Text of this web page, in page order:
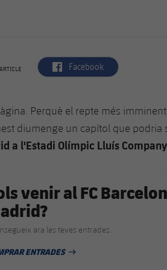
label.aria.facebook
Facebook
Perquè el repte més
diumenge un capítol que podria
a l'Estadi Olímpic Lluís
venir al FC
ara les teves entrades.
ENTRADES
DE PUBLICACIÓ